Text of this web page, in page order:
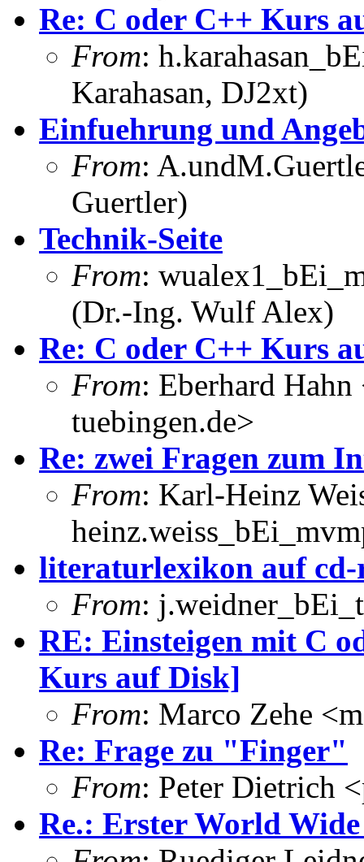
Re: C oder C++ Kurs
From:
Karahasan, DJ2xt)
Einfuehrung und
From:
Guertler)
Technik-Seite
From:
(Dr.-Ing. Wulf Alex)
Re: C oder C++ Kurs
From: Eberhard
tuebingen.de>
Re: zwei Fragen zum
From: Karl-Heinz
literaturlexikon auf cd-
From:
RE: Einsteigen mit C
Kurs auf Disk]
From: Marco Zehe
Re: Frage zu "Finger"
From: Peter Dietrich
Re.: Erster World